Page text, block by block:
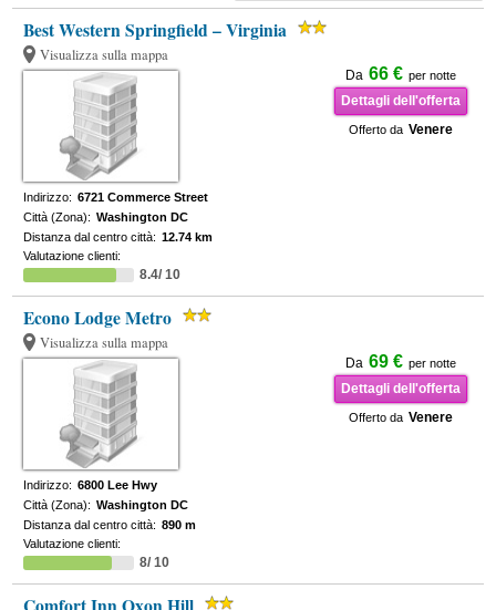
Best Western Springfield – Virginia
Visualizza sulla mappa
Da 66 € per notte
Dettagli dell'offerta
Offerto da Venere
Indirizzo: 6721 Commerce Street
Città (Zona): Washington DC
Distanza dal centro città: 12.74 km
Valutazione clienti:
8.4/ 10
Econo Lodge Metro
Visualizza sulla mappa
Da 69 € per notte
Dettagli dell'offerta
Offerto da Venere
Indirizzo: 6800 Lee Hwy
Città (Zona): Washington DC
Distanza dal centro città: 890 m
Valutazione clienti:
8/ 10